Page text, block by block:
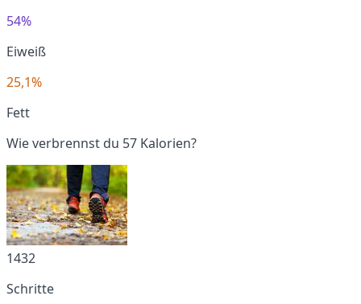
54%
Eiweiß
25,1%
Fett
Wie verbrennst du 57 Kalorien?
1432
Schritte